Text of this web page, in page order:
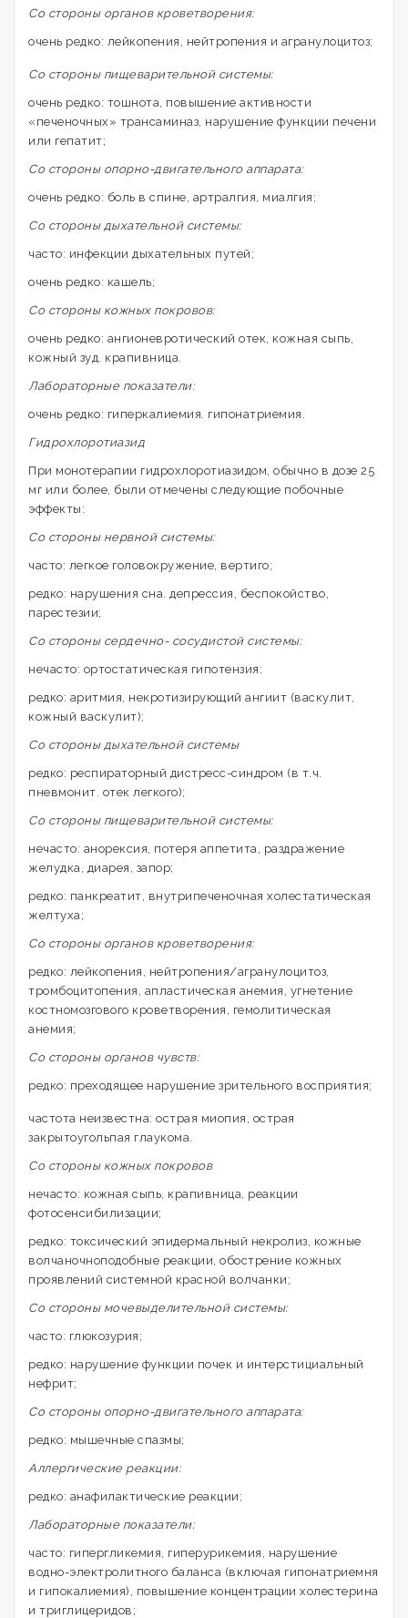
Со стороны органов кроветворения:
очень редко: лейкопения, нейтропения и агранулоцитоз;
Со стороны пищеварительной системы:
очень редко: тошнота, повышение активности
«печеночных» трансаминаз, нарушение функции печени
или гепатит;
Со стороны опорно-двигательного аппарата:
очень редко: боль в спине, артралгия, миалгия;
Со стороны дыхательной системы:
часто: инфекции дыхательных путей;
очень редко: кашель;
Со стороны кожных покровов:
очень редко: ангионевротический отек, кожная сыпь,
кожный зуд. крапивница.
Лабораторные показатели:
очень редко: гиперкалиемия. гипонатриемия.
Гидрохлоротиазид
При монотерапии гидрохлоротиазидом, обычно в дозе 25
мг или более, были отмечены следующие побочные
эффекты:
Со стороны нервной системы:
часто: легкое головокружение, вертиго;
редко: нарушения сна. депрессия, беспокойство,
парестезии;
Со стороны сердечно- сосудистой системы:
нечасто: ортостатическая гипотензия:
редко: аритмия, некротизирующий ангиит (васкулит,
кожный васкулит);
Со стороны дыхательной системы
редко: респираторный дистресс-синдром (в т.ч.
пневмонит. отек легкого);
Со стороны пищеварительной системы:
нечасто: анорексия, потеря аппетита, раздражение
желудка, диарея, запор;
редко: панкреатит, внутрипеченочная холестатическая
желтуха;
Со стороны органов кроветворения:
редко: лейкопения, нейтропения/агранулоцитоз,
тромбоцитопения, апластическая анемия, угнетение
костномозгового кроветворения, гемолитическая
анемия;
Со стороны органов чувств:
редко: преходящее нарушение зрительного восприятия;
частота неизвестна: острая миопия, острая
закрытоугольпая глаукома.
Со стороны кожных покровов
нечасто: кожная сыпь, крапивница, реакции
фотосенсибилизации;
редко: токсический эпидермальный некролиз, кожные
волчаночноподобные реакции, обострение кожных
проявлений системной красной волчанки;
Со стороны мочевыделительной системы:
часто: глюкозурия;
редко: нарушение функции почек и интерстициальный
нефрит;
Со стороны опорно-двигательного аппарата:
редко: мышечные спазмы;
Аллергические реакции:
редко: анафилактические реакции;
Лабораторные показатели:
часто: гипергликемия, гиперурикемия, нарушение
водно-электролитного баланса (включая гипонатриемня
и гипокалиемия), повышение концентрации холестерина
и триглицеридов;